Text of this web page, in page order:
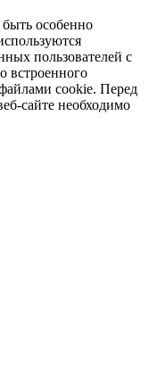
особенно
пользователей с
встроенного
cookie. Перед
сайте необходимо